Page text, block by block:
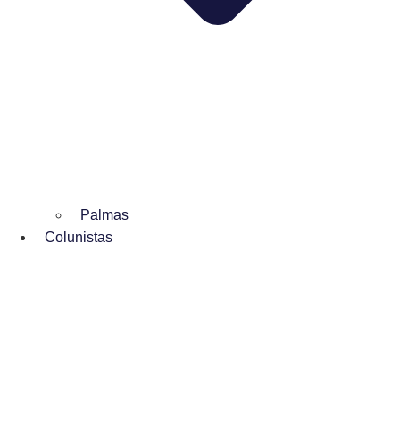
Palmas
Colunistas